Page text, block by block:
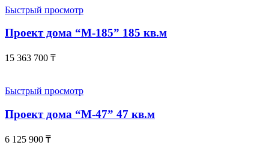
Быстрый просмотр
Проект дома “М-185” 185 кв.м
15 363 700 ₸
Быстрый просмотр
Проект дома “М-47” 47 кв.м
6 125 900 ₸